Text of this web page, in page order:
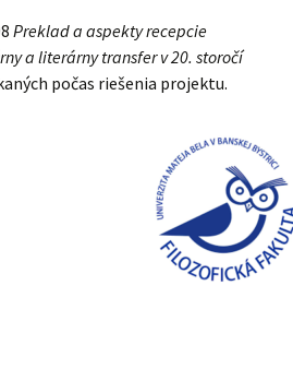
Preklad a aspekty recepcie
a literárny transfer v 20. storočí
počas riešenia projektu.